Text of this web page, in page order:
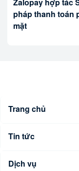
pháp thanh toán
mặt
Trang chủ
Tin tức
Dịch vụ